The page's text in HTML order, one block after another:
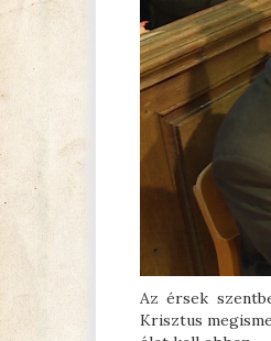
Az érsek
Krisztus